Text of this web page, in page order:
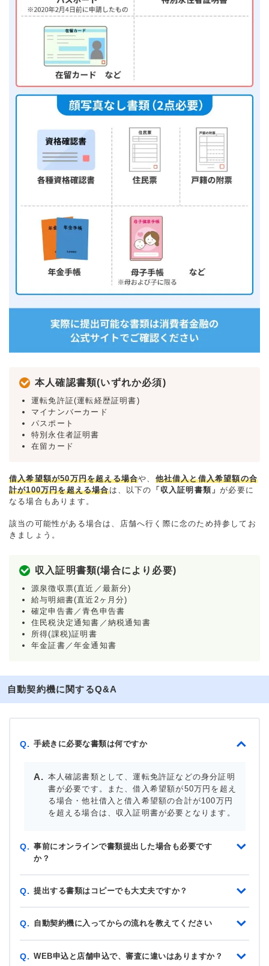
本人確認書類(いずれか必須)
運転免許証(運転経歴証明書)
マイナンバーカード
パスポート
特別永住者証明書
在留カード
借入希望額が50万円を超える場合や、 他社借入と借入希望額の合
計が100万円を超える場合は、以下の 「収入証明書類」が必要に
なる場合もあります。
該当の可能性がある場合は、店舗へ行く際に念のため持参してお
きましょう。
収入証明書類(場合により必要)
源泉徴収票(直近／最新分)
給与明細書(直近2ヶ月分)
確定申告書／青色申告書
住民税決定通知書／納税通知書
所得(課税)証明書
年金証書／年金通知書
自動契約機に関するQ&A
Q. 手続きに必要な書類は何ですか
本人確認書類として、運転免許証などの身分証明
書が必要です。また、借入希望額が50万円を超え
る場合・他社借入と借入希望額の合計が100万円
を超える場合は、収入証明書が必要となります。
Q. 事前にオンラインで書類提出した場合も必要です
か？
Q. 提出する書類はコピーでも大丈夫ですか？
Q. 自動契約機に入ってからの流れを教えてください
Q. WEB申込と店舗申込で、審査に違いはありますか？